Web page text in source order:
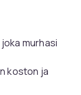
murhasi
koston ja